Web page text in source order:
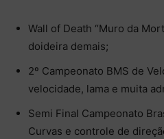
Wall of Death “Muro da
doideira demais;
2º Campeonato BMS de
velocidade, lama e muita
Semi Final Campeonato
Curvas e controle de